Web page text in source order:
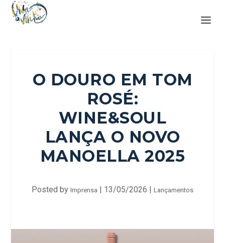
O DOURO EM TOM
ROSÉ:
WINE&SOUL
LANÇA O NOVO
MANOELLA 2025
Posted by Imprensa | 13/05/2026 | Lançamentos